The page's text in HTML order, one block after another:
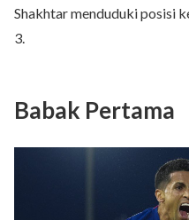
Shakhtar menduduki posisi
3.
Babak Pertama